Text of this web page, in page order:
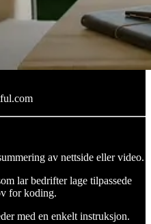
av nettside eller video.
lar bedrifter lage tilpassede
for koding.
med en enkelt instruksjon.